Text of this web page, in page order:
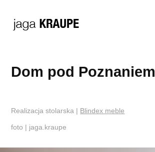
Dom pod Poznaniem
Realizacja stolarska | Blindex meble
foto | jaga.kraupe